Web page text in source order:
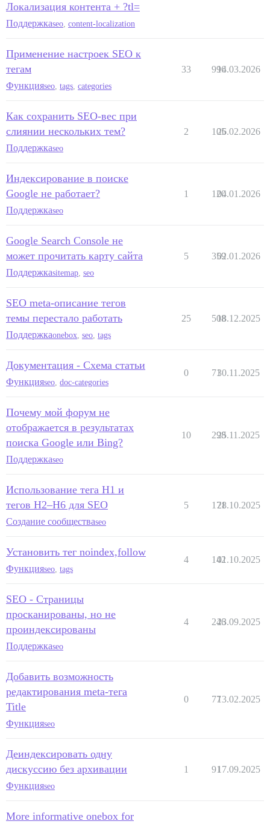
Локализация контента + ?tl=
Поддержкаseo content-localization
Применение настроек SEO к
тегам
Функцияseo tags categories
33 996
14.03.2026
Как сохранить SEO-вес при
слиянии нескольких тем?
Поддержкаseo
2 105
26.02.2026
Индексирование в поиске
Google не работает?
Поддержкаseo
1 120
04.01.2026
Google Search Console не
может прочитать карту сайта
Поддержкаsitemap seo
5 359
02.01.2026
SEO meta-описание тегов
темы перестало работать
Поддержкаonebox seo tags
25 508
18.12.2025
Документация - Схема статьи
Функцияseo doc-categories
0 7130.11.2025
Почему мой форум не
отображается в результатах
поиска Google или Bing?
Поддержкаseo
10 298
25.11.2025
Использование тега H1 и
тегов H2–H6 для SEO
Создание сообществаseo
5 171
28.10.2025
Установить тег noindex,follow
Функцияseo tags
4 142
01.10.2025
SEO - Страницы
просканированы, но не
проиндексированы
Поддержкаseo
4 246
23.09.2025
Добавить возможность
редактирования meta-тега
Title
Функцияseo
0 7713.02.2025
Деиндексировать одну
дискуссию без архивации
Функцияseo
1 9117.09.2025
More informative onebox for